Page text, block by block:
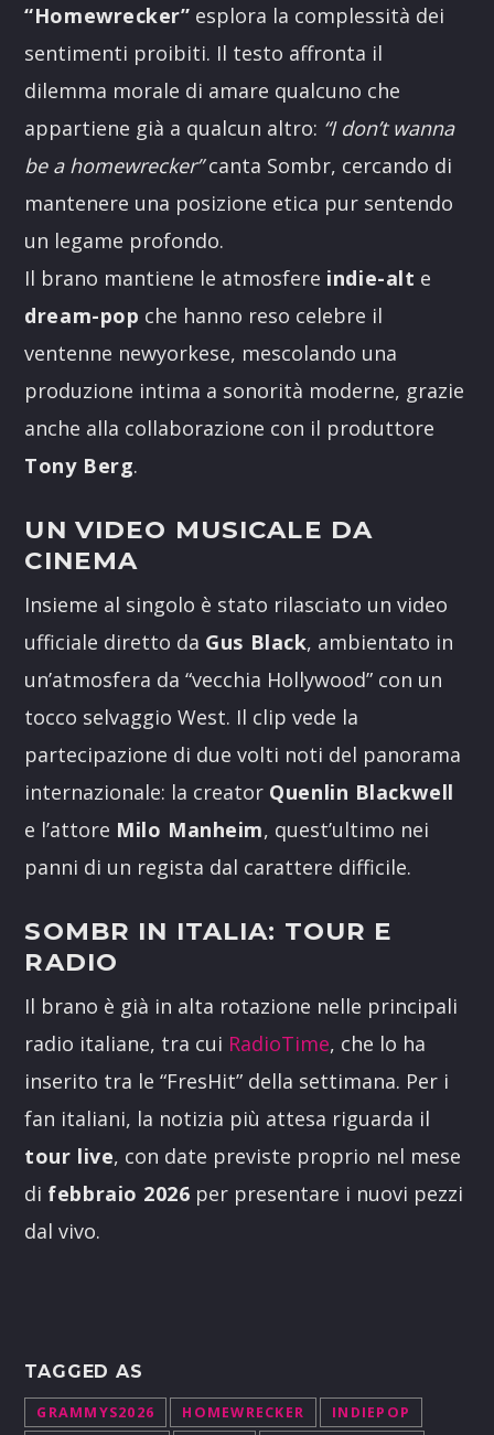
“Homewrecker” esplora la complessità dei
sentimenti proibiti. Il testo affronta il
dilemma morale di amare qualcuno che
appartiene già a qualcun altro: “I don’t wanna
be a homewrecker”canta Sombr, cercando di
mantenere una posizione etica pur sentendo
un legame profondo.
Il brano mantiene le atmosfere indie-alt e
dream-pop che hanno reso celebre il
ventenne newyorkese, mescolando una
produzione intima a sonorità moderne, grazie
anche alla collaborazione con il produttore
Tony Berg.
UN VIDEO MUSICALE DA
CINEMA
Insieme al singolo è stato rilasciato un video
ufficiale diretto da Gus Black, ambientato in
un’atmosfera da “vecchia Hollywood” con un
tocco selvaggio West. Il clip vede la
partecipazione di due volti noti del panorama
internazionale: la creator Quenlin Blackwell
e l’attore Milo Manheim, quest’ultimo nei
panni di un regista dal carattere difficile.
SOMBR IN ITALIA: TOUR E
RADIO
Il brano è già in alta rotazione nelle principali
radio italiane, tra cui RadioTime, che lo ha
inserito tra le “FresHit” della settimana. Per i
fan italiani, la notizia più attesa riguarda il
tour live, con date previste proprio nel mese
di febbraio 2026 per presentare i nuovi pezzi
dal vivo.
TAGGED AS
GRAMMYS2026 HOMEWRECKER INDIEPOP